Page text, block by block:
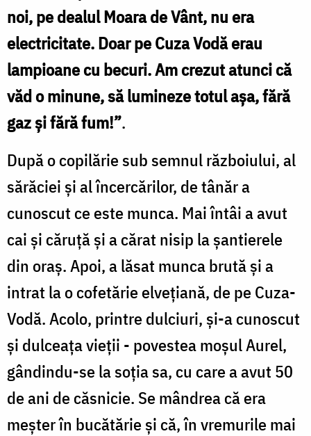
noi, pe dealul Moara de Vânt, nu era
electricitate. Doar pe Cuza Vodă erau
lampioane cu becuri. Am crezut atunci că
văd o minune, să lumineze totul aşa, fără
gaz şi fără fum!”.
După o copilărie sub semnul războiului, al
sărăciei și al încercărilor, de tânăr a
cunoscut ce este munca. Mai întâi a avut
cai și căruță și a cărat nisip la șantierele
din oraș. Apoi, a lăsat munca brută și a
intrat la o cofetărie elveţiană, de pe Cuza-
Vodă. Acolo, printre dulciuri, şi-a cunoscut
și dulceaţa vieţii - povestea moșul Aurel,
gândindu-se la soția sa, cu care a avut 50
de ani de căsnicie. Se mândrea că era
meşter în bucătărie şi că, în vremurile mai